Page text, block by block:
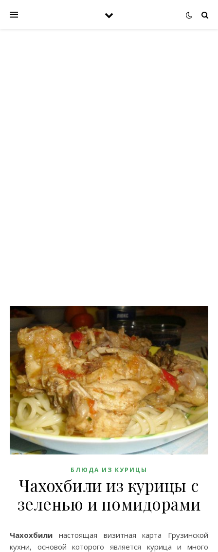
БЛЮДА ИЗ КУРИЦЫ
Чахохбили из курицы с
зеленью и помидорами
Чахохбили настоящая визитная карта Грузинской
кухни, основой которого является курица и много